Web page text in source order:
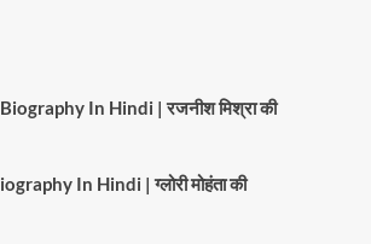
In Hindi | रजनीश मिश्रा की
In Hindi | ग्लोरी मोहंता की